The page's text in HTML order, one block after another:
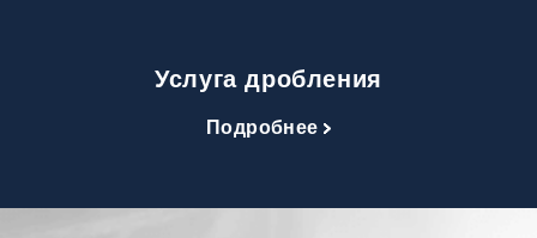
Услуга дробления
Подробнее